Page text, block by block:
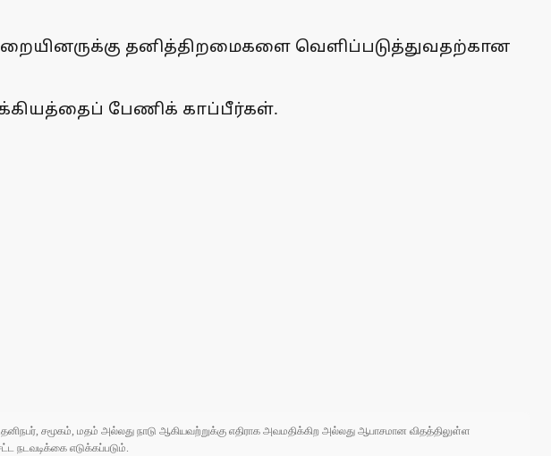
தனித்திறமைகளை வெளிப்படுத்துவதற்கான
பேணிக் காப்பீர்கள்.
சமூகம், மதம் அல்லது நாடு ஆகியவற்றுக்கு எதிராக அவமதிக்கிற அல்லது ஆபாசமான விதத்திலுள்ள
நடவடிக்கை எடுக்கப்படும்.